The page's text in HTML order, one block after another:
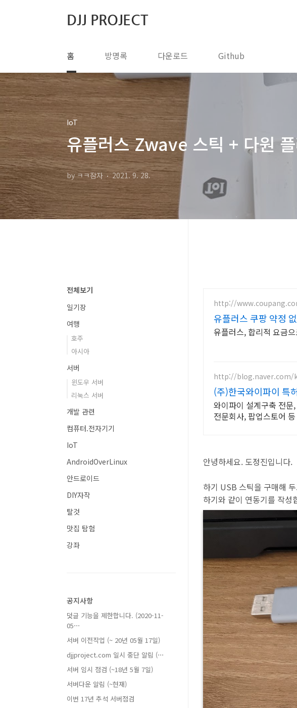
DJJ PROJECT
홈 방명록 다운로드 Github
IoT
유플러스 Zwave 스틱 + 다원
by ㅋㅋ잠자 2021. 9. 28.
http://
유플러스 쿠팡 약정
유플러스, 합리적 요금
http://blog.naver.com/
(주)한국와이파이 특
와이파이 설계구축 전
전문회사, 팝업스토어
안녕하세요. 도정진입니다.
하기 USB 스틱을 구매해
하기와 같이 연동기를 작성
전체보기
일기장
여행
호주
아시아
서버
윈도우 서버
리눅스 서버
개발 관련
컴퓨터.전자기기
IoT
AndroidOverLinux
안드로이드
DIY자작
탈것
맛집 탐험
강좌
공지사항
덧글 기능을 제한합니다. (2020-11-
05⋯
서버 이전작업 (~ 20년 05월 17일)
djjproject.com 일시 중단 알림 (⋯
서버 임시 점검 (~18년 5월 7일)
서버다운 알림 (~현재)
이번 17년 추석 서버점검